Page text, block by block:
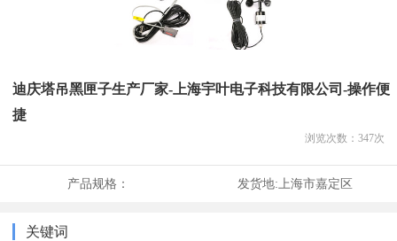
迪庆塔吊黑匣子生产厂家-上海宇叶电子科技有限公司-操作便
捷
浏览次数： 347次
产品规格： 发货地:上海市嘉定区
关键词